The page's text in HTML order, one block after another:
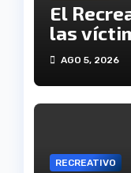
El
las
XX
AGO 5, 2026
RECREATIVO